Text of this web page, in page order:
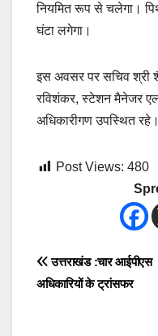
नियमित रूप से चलेगा।
घंटा लगेगा।
इस अवसर पर सचिव श्री
रविशंकर, स्टेशन मैनेजर
अधिकारीगण उपस्थित रहे।
Post Views: 480
Post
navigation
उत्तराखंड :चार आईपीएस
अधिकारियों के ट्रांसफर